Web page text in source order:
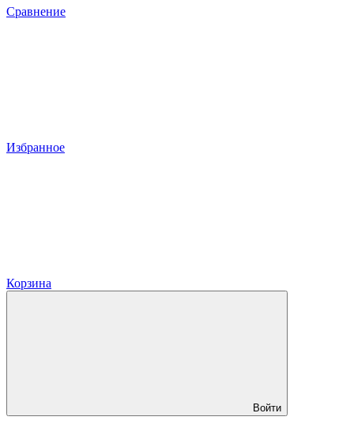
Сравнение
Избранное
Корзина
Войти